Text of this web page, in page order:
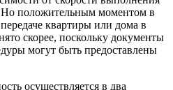
Но положительным моментом в
квартиры или дома в
скорее, поскольку документы
могут быть предоставлены
осуществляется в два